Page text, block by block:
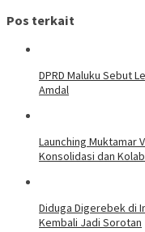
Pos terkait
DPRD Maluku Sebut
Amdal
Launching Muktamar
Konsolidasi dan
Diduga Digerebek di
Kembali Jadi Sorotan